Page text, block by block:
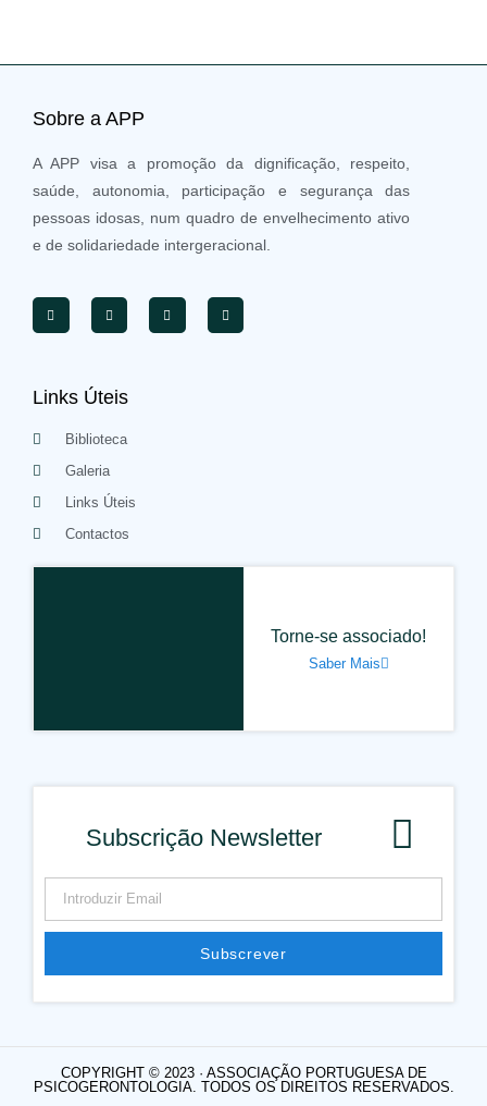
Sobre a APP
A APP visa a promoção da dignificação, respeito,
saúde, autonomia, participação e segurança das
pessoas idosas, num quadro de envelhecimento ativo
e de solidariedade intergeracional.
Links Úteis
Biblioteca
Galeria
Links Úteis
Contactos
Torne-se associado!
Saber Mais
Subscrição Newsletter
Subscrever
COPYRIGHT © 2023 · ASSOCIAÇÃO PORTUGUESA DE
PSICOGERONTOLOGIA. TODOS OS DIREITOS RESERVADOS.